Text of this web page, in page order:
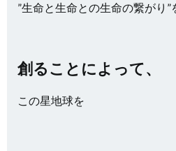
”生命と生命との生命の繋がり”
創ることによって、
この星地球を